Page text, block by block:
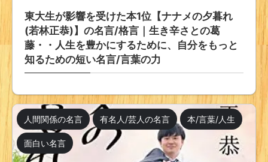
東大生が影響を受けた本1位【ナナメの夕暮れ
(若林正恭)】の名言/格言｜生き辛さとの葛
藤・・人生を豊かにするために、自分をもっと
知るための短い名言/言葉の力
人間関係の名言 有名人/芸人の名言 本/言葉/人生
面白い名言